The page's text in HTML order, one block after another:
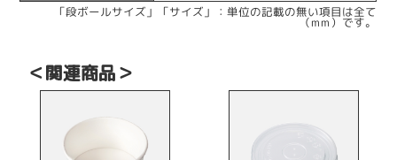
「段ボールサイズ」「サイズ」：単位の記載の無い項目は全て
（mm）です。
＜関連商品＞